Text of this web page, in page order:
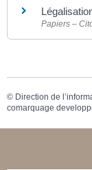
Papiers –
© Direction de
comarquage